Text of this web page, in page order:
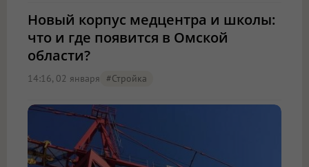
Новый корпус медцентра и школы:
что и где появится в Омской
области?
14:16, 02 января #стройка